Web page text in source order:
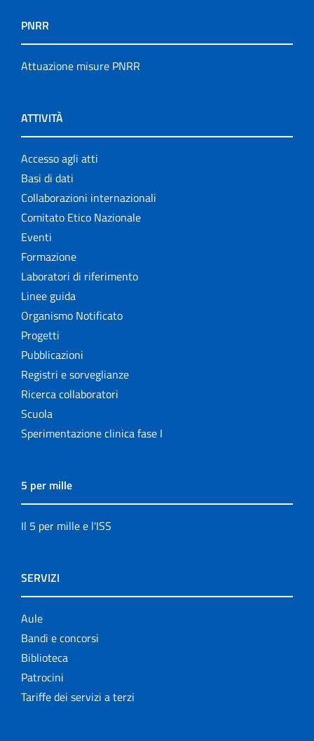
PNRR
Attuazione misure PNRR
ATTIVITÀ
Accesso agli atti
Basi di dati
Collaborazioni internazionali
Comitato Etico Nazionale
Eventi
Formazione
Laboratori di riferimento
Linee guida
Organismo Notificato
Progetti
Pubblicazioni
Registri e sorveglianze
Ricerca collaboratori
Scuola
Sperimentazione clinica fase I
5 per mille
Il 5 per mille e l'ISS
SERVIZI
Aule
Bandi e concorsi
Biblioteca
Patrocini
Tariffe dei servizi a terzi